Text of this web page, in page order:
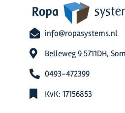
info@ropasystems.nl
Belleweg 9 5711DH,
0493-472399
KvK: 17156853